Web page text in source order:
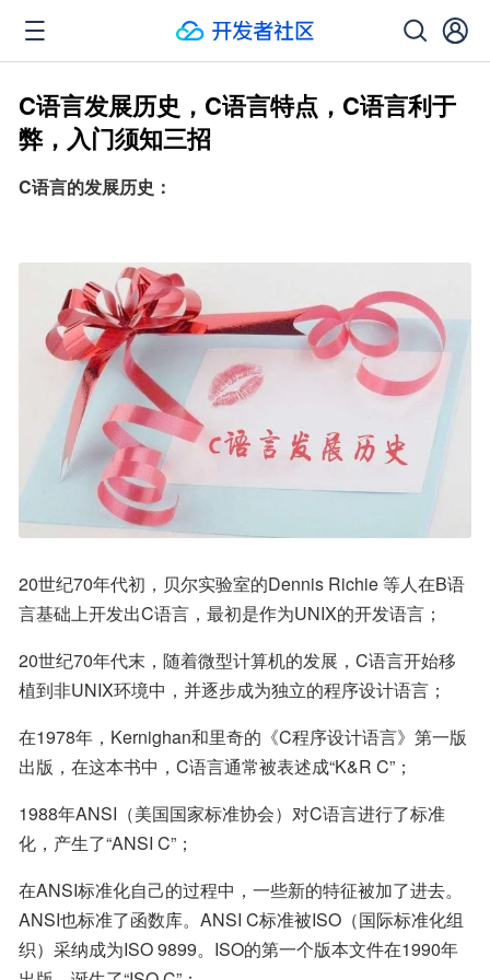
C语言发展历史，C语言特点，C语言利于
弊，入门须知三招
C语言的发展历史：
20世纪70年代初，贝尔实验室的Dennis Richie 等人在B语
言基础上开发出C语言，最初是作为UNIX的开发语言；
20世纪70年代末，随着微型计算机的发展，C语言开始移
植到非UNIX环境中，并逐步成为独立的程序设计语言；
在1978年，Kernighan和里奇的《C程序设计语言》第一版
出版，在这本书中，C语言通常被表述成“K&R C”；
1988年ANSI（美国国家标准协会）对C语言进行了标准
化，产生了“ANSI C”；
在ANSI标准化自己的过程中，一些新的特征被加了进去。
ANSI也标准了函数库。ANSI C标准被ISO（国际标准化组
织）采纳成为ISO 9899。ISO的第一个版本文件在1990年